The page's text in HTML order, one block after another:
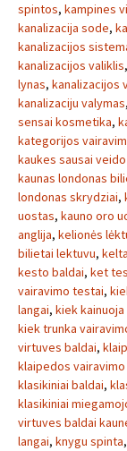
spintos, kampines
kanalizacija sode,
kanalizacijos
kanalizacijos valiklis,
lynas, kanalizacijos
kanalizaciju valymas,
sensai kosmetika,
kategorijos
kaukes sausai
kaunas londonas
londonas skrydziai,
uostas, kauno oro
anglija, kelionės
bilietai lektuvu,
kesto baldai, ket
vairavimo testai,
langai, kiek
kiek trunka
virtuves baldai,
klaipedos
klasikiniai baldai,
klasikiniai
virtuves baldai
langai, knygu spinta,